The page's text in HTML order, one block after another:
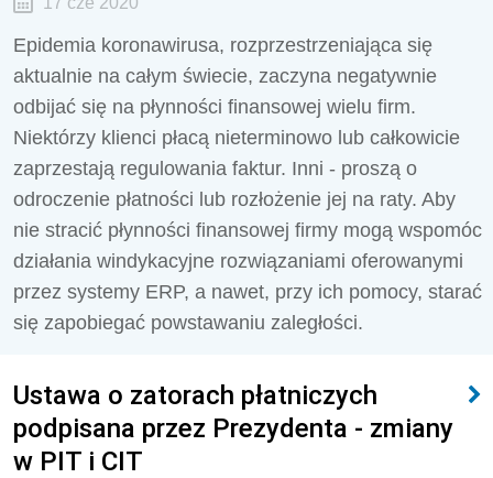
Epidemia koronawirusa, rozprzestrzeniająca się
aktualnie na całym świecie, zaczyna negatywnie
odbijać się na płynności finansowej wielu firm.
Niektórzy klienci płacą nieterminowo lub całkowicie
zaprzestają regulowania faktur. Inni - proszą o
odroczenie płatności lub rozłożenie jej na raty. Aby
nie stracić płynności finansowej firmy mogą wspomóc
działania windykacyjne rozwiązaniami oferowanymi
przez systemy ERP, a nawet, przy ich pomocy, starać
się zapobiegać powstawaniu zaległości.
Ustawa o zatorach płatniczych
podpisana przez Prezydenta - zmiany
w PIT i CIT